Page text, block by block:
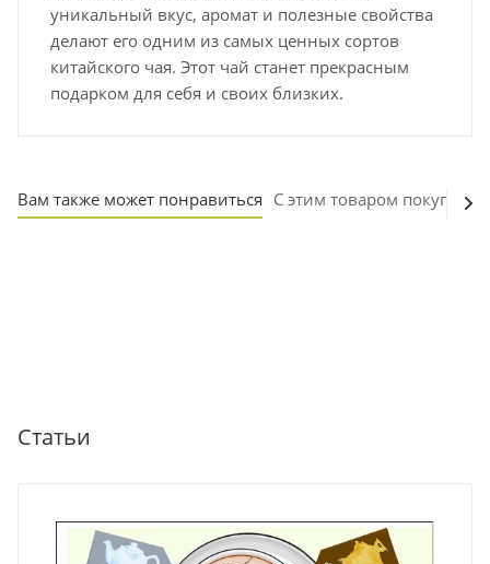
уникальный вкус, аромат и полезные свойства
делают его одним из самых ценных сортов
китайского чая. Этот чай станет прекрасным
подарком для себя и своих близких.
Вам также может понравиться С этим товаром покупают
Статьи